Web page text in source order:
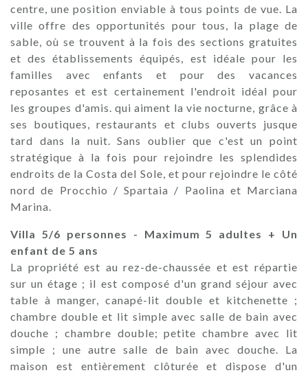
centre, une position enviable à tous points de vue. La
ville offre des opportunités pour tous, la plage de
sable, où se trouvent à la fois des sections gratuites
et des établissements équipés, est idéale pour les
familles avec enfants et pour des vacances
reposantes et est certainement l'endroit idéal pour
les groupes d'amis. qui aiment la vie nocturne, grâce à
ses boutiques, restaurants et clubs ouverts jusque
tard dans la nuit. Sans oublier que c'est un point
stratégique à la fois pour rejoindre les splendides
endroits de la Costa del Sole, et pour rejoindre le côté
nord de Procchio / Spartaia / Paolina et Marciana
Marina.
Villa 5/6 personnes - Maximum 5 adultes + Un
enfant de 5 ans
La propriété est au rez-de-chaussée et est répartie
sur un étage ; il est composé d'un grand séjour avec
table à manger, canapé-lit double et kitchenette ;
chambre double et lit simple avec salle de bain avec
douche ; chambre double; petite chambre avec lit
simple ; une autre salle de bain avec douche. La
maison est entièrement clôturée et dispose d'un